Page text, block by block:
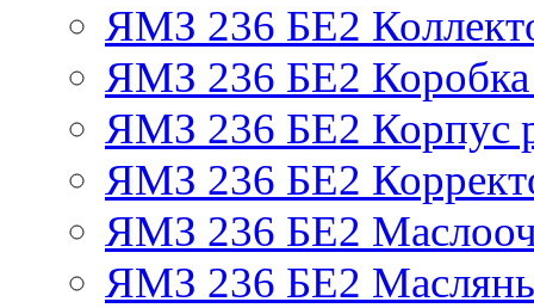
ЯМЗ 236 БЕ2
ЯМЗ 236 БЕ2 Коробка
ЯМЗ 236 БЕ2 Корпус
ЯМЗ 236 БЕ2
ЯМЗ 236 БЕ2
ЯМЗ 236 БЕ2